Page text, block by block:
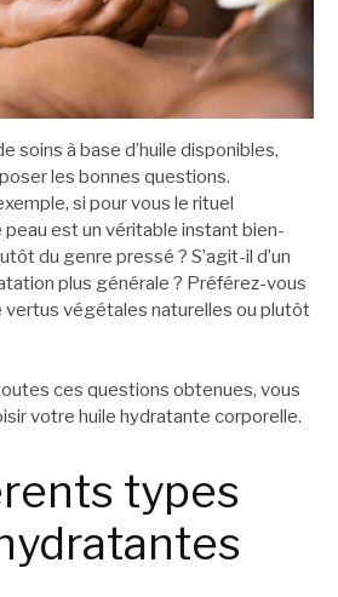
soins à base d’huile disponibles,
les bonnes questions.
si pour vous le rituel
est un véritable instant bien-
du genre pressé ? S’agit-il d’un
plus générale ? Préférez-vous
vertus végétales naturelles ou plutôt
ces questions obtenues, vous
votre huile hydratante corporelle.
types